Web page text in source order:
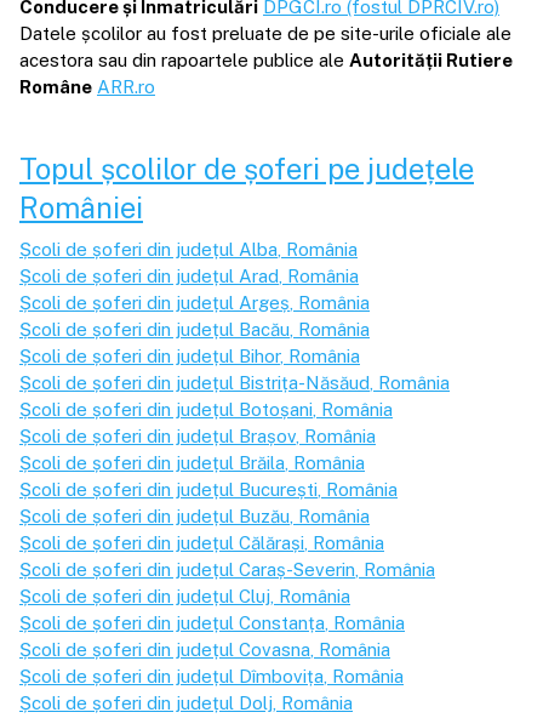
Conducere și Înmatriculări DPGCI.ro (fostul DPRCIV.ro)
Datele școlilor au fost preluate de pe site-urile oficiale ale
acestora sau din rapoartele publice ale Autorității Rutiere
Române ARR.ro
Topul școlilor de șoferi pe județele
României
Școli de șoferi din județul Alba , România
Școli de șoferi din județul Arad , România
Școli de șoferi din județul Argeș , România
Școli de șoferi din județul Bacău , România
Școli de șoferi din județul Bihor, România
Școli de șoferi din județul Bistrița-Năsăud , România
Școli de șoferi din județul Botoșani , România
Școli de șoferi din județul Brașov , România
Școli de șoferi din județul Brăila , România
Școli de șoferi din județul București , România
Școli de șoferi din județul Buzău , România
Școli de șoferi din județul Călărași , România
Școli de șoferi din județul Caraș-Severin , România
Școli de șoferi din județul Cluj , România
Școli de șoferi din județul Constanța , România
Școli de șoferi din județul Covasna , România
Școli de șoferi din județul Dîmbovița , România
Școli de șoferi din județul Dolj , România